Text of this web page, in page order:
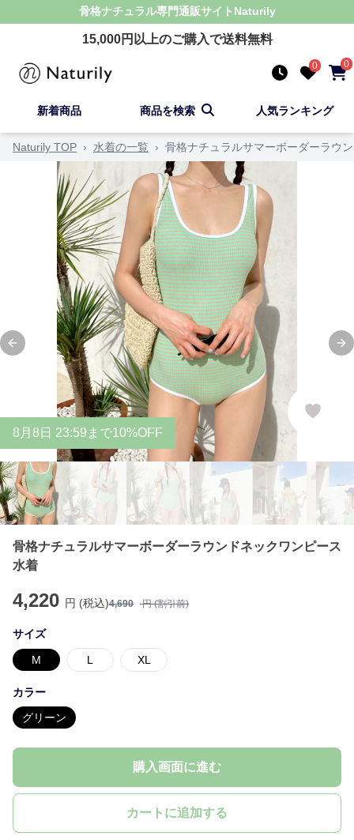
骨格ナチュラル専門通販サイト Naturily
15,000円以上のご購入で送料無料
0 0
新着商品 商品を検索 人気ランキング
Naturily TOP › 水着の一覧 › 骨格ナチュラルサマーボーダーラウ
Previous slide
8 月 8 日 23:59まで10%OFF
骨格ナチュラルサマーボーダーラウンドネックワンピース
水着
4,220 円 (税込)4,690 円 (割引前)
サイズ
M L XL
カラー
グリーン
購入画面に進む
カートに追加する